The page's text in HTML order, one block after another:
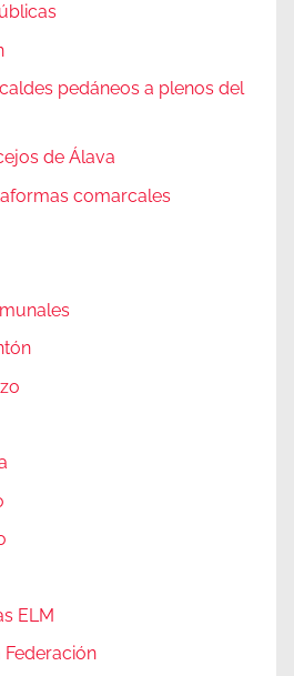
pedáneos a plenos del
de Álava
comarcales
ELM